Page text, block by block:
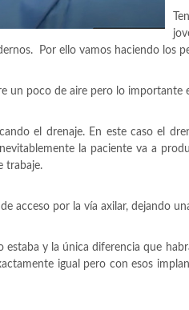
Por ello vamos haciendo los
un poco de aire pero lo importante
el drenaje. En este caso el
la paciente va a
trabaje.
acceso por la vía axilar, dejando
y la única diferencia que
igual pero con esos